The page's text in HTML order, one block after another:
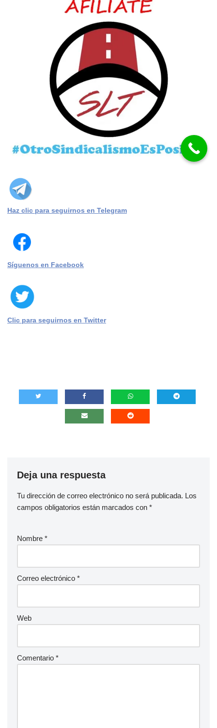
Haz clic para seguirnos en Telegram
Síguenos en Facebook
Clic para seguirnos en Twitter
Deja una respuesta
Tu dirección de correo electrónico no será publicada. Los
campos obligatorios están marcados con *
Nombre *
Correo electrónico *
Web
Comentario *